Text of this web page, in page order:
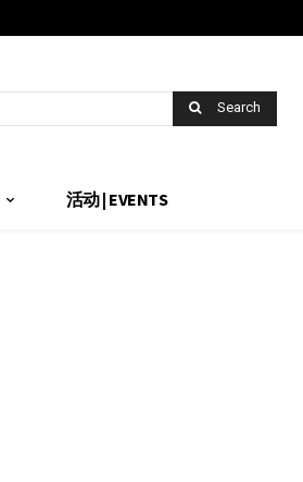
Search
活动 | EVENTS